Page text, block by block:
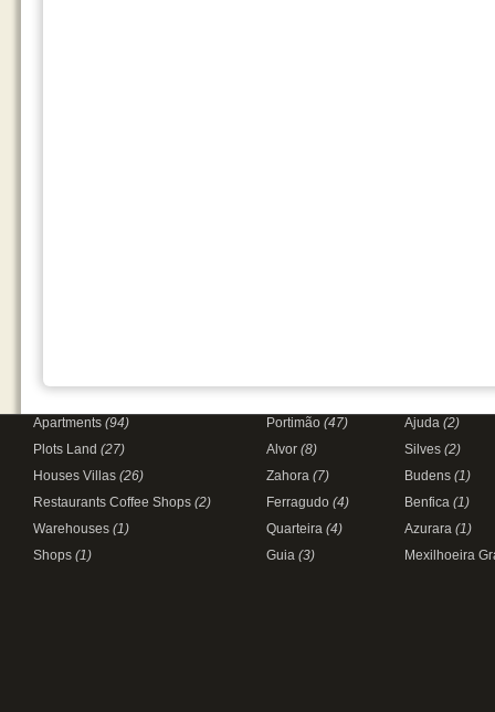
Apartments (94)
Plots Land (27)
Houses Villas (26)
Restaurants Coffee Shops (2)
Warehouses (1)
Shops (1)
Portimão (47)
Alvor (8)
Zahora (7)
Ferragudo (4)
Quarteira (4)
Guia (3)
Ajuda (2)
Silves (2)
Budens (1)
Benfica (1)
Azurara (1)
Mexilhoeira